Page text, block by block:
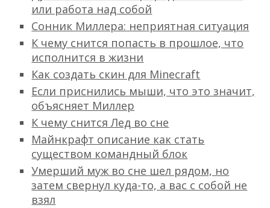
или работа над собой
Сонник Миллера: неприятная ситуация
К чему снится попасть в прошлое, что
исполнится в жизни
Как создать скин для Minecraft
Если приснились мыши, что это значит,
объясняет Миллер
К чему снится Лед во сне
Майнкрафт описание как стать
существом командный блок
Умерший муж во сне шел рядом, но
затем свернул куда-то, а вас с собой не
взял